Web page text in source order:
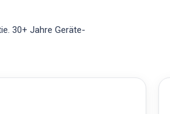
30+ Jahre Geräte-